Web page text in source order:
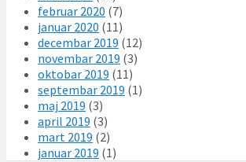
februar 2020 (7)
januar 2020 (11)
decembar 2019 (12)
novembar 2019 (3)
oktobar 2019 (11)
septembar 2019 (1)
maj 2019 (3)
april 2019 (3)
mart 2019 (2)
januar 2019 (1)